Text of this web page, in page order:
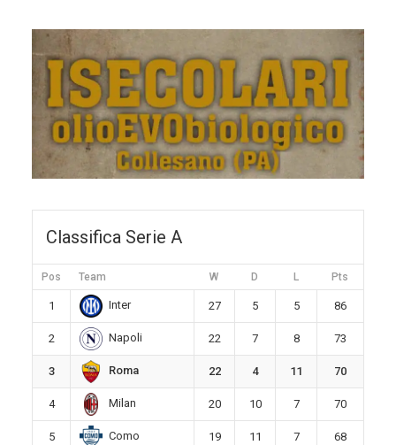
Classifica Serie A
Pos Team W D L Pts
1 Inter 27 5 5 86
2 Napoli 22 7 8 73
3 Roma 22 4 11 70
4 Milan 20 10 7 70
5 Como 19 11 7 68